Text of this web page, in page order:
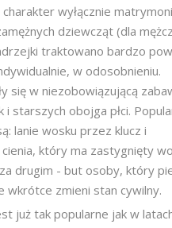
wyłącznie
dziewcząt (dla
traktowano bardzo
w odosobnieniu.
się w niezobowiązującą
i starszych obojga płci.
lanie wosku przez klucz i
który ma zastygnięty
drugim - but osoby, który
wkrótce zmieni stan cywilny.
już tak popularne jak w